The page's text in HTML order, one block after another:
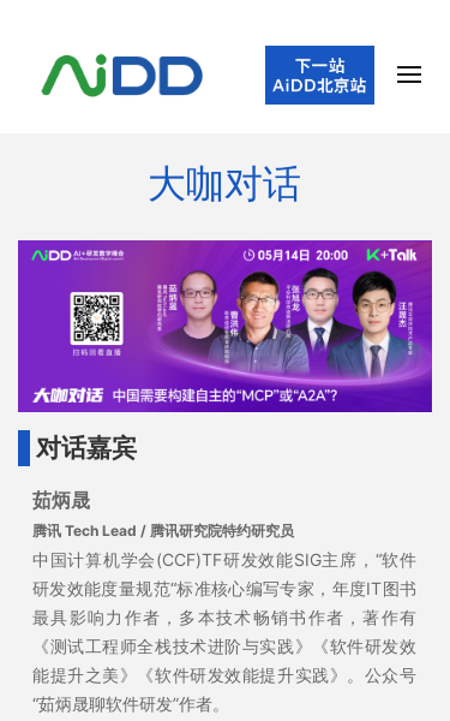
大咖对话
对话嘉宾
茹炳晟
腾讯 Tech Lead / 腾讯研究院特约研究员
中国计算机学会(CCF)TF研发效能SIG主席，“软件
研发效能度量规范“标准核心编写专家，年度IT图书
最具影响力作者，多本技术畅销书作者，著作有
《测试工程师全栈技术进阶与实践》《软件研发效
能提升之美》《软件研发效能提升实践》。公众号
“茹炳晟聊软件研发”作者。